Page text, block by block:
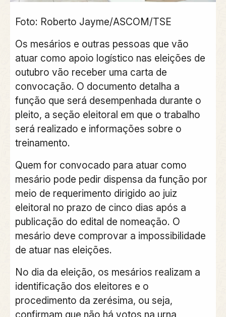
Foto: Roberto Jayme/ASCOM/TSE
Os mesários e outras pessoas que vão
atuar como apoio logístico nas eleições de
outubro vão receber uma carta de
convocação. O documento detalha a
função que será desempenhada durante o
pleito, a seção eleitoral em que o trabalho
será realizado e informações sobre o
treinamento.
Quem for convocado para atuar como
mesário pode pedir dispensa da função por
meio de requerimento dirigido ao juiz
eleitoral no prazo de cinco dias após a
publicação do edital de nomeação. O
mesário deve comprovar a impossibilidade
de atuar nas eleições.
No dia da eleição, os mesários realizam a
identificação dos eleitores e o
procedimento da zerésima, ou seja,